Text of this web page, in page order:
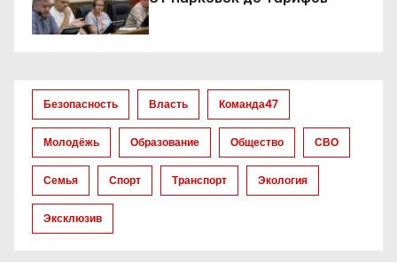
о
а
п
и
с
я
Безопасность Власть Команда47
Молодёжь Образование Общество СВО
Семья Спорт Транспорт Экология
Эксклюзив